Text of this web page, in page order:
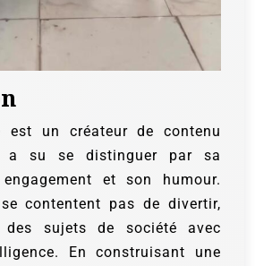
est un créateur de contenu
a su se distinguer par sa
et son humour.
contentent pas de divertir,
des sujets de société avec
En construisant une